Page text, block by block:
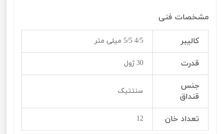
مشخصات فنی
کالیبر 4/5 5/5 میلی متر
قدرت 30 ژول
جنس
قنداق
سنتتیک
تعداد خان 12